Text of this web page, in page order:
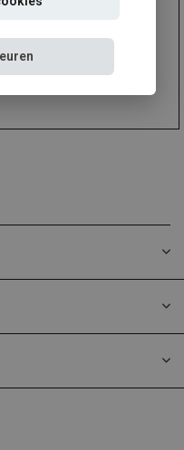
Alfa Romeo